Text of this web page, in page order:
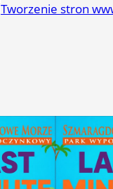
Tworzenie stron